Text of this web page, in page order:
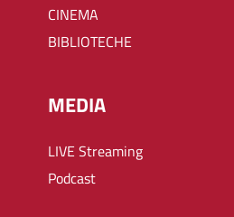
CINEMA
BIBLIOTECHE
MEDIA
LIVE Streaming
Podcast